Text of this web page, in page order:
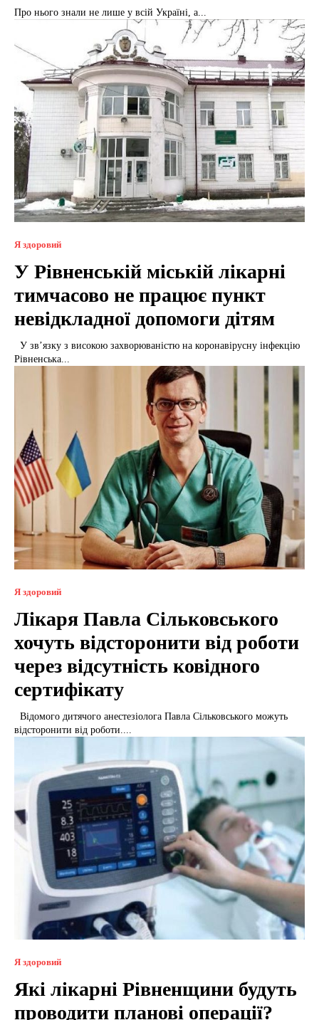
Про нього знали не лише у всій Україні, а...
Я здоровий
У Рівненській міській лікарні
тимчасово не працює пункт
невідкладної допомоги дітям
Рівненська...
Я здоровий
Лікаря Павла Сільковського
хочуть відсторонити від роботи
через відсутність ковідного
сертифікату
відсторонити від роботи....
Я здоровий
Які лікарні Рівненщини будуть
проводити планові операції?